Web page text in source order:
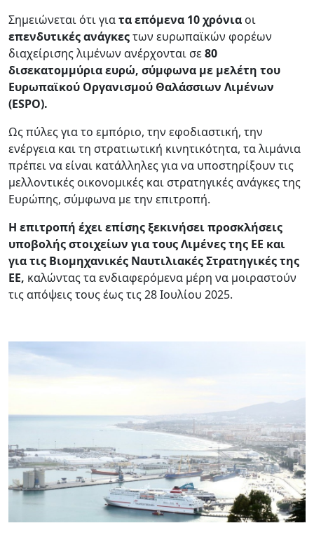
Σημειώνεται ότι γιατα επόμενα 10 χρόνια οι
επενδυτικές ανάγκεςτων ευρωπαϊκών φορέων
διαχείρισης λιμένων ανέρχονται σε80
δισεκατομμύρια ευρώ, σύμφωνα με μελέτη του
Ευρωπαϊκού Οργανισμού Θαλάσσιων Λιμένων
(ESPO).
Ως πύλες για το εμπόριο, την εφοδιαστική, την
ενέργεια και τη στρατιωτική κινητικότητα, τα λιμάνια
πρέπει να είναι κατάλληλες για να υποστηρίξουν τις
μελλοντικές οικονομικές και στρατηγικές ανάγκες της
Ευρώπης, σύμφωνα με την επιτροπή.
Η επιτροπή έχει επίσης ξεκινήσει προσκλήσεις
υποβολής στοιχείων για τους Λιμένες της ΕΕ και
για τις Βιομηχανικές Ναυτιλιακές Στρατηγικές της
ΕΕ, καλώντας τα ενδιαφερόμενα μέρη να μοιραστούν
τις απόψεις τους έως τις 28 Ιουλίου 2025.